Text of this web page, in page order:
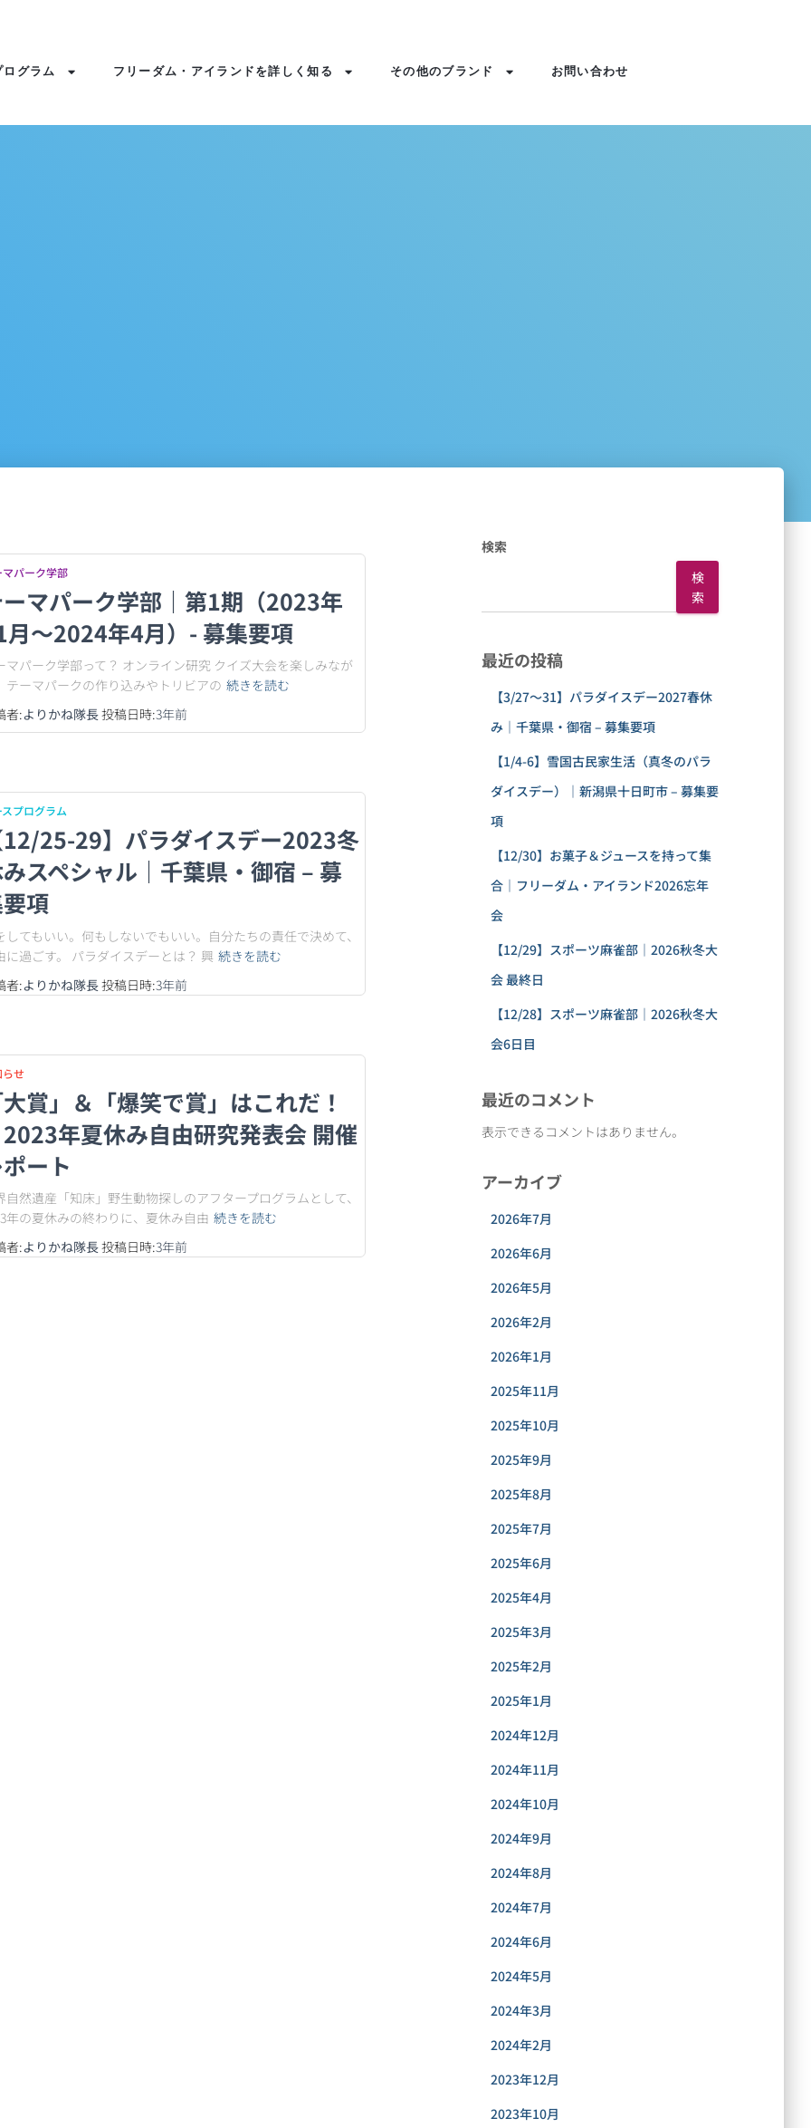
ログラム フリーダム・アイランドを詳しく知る その他のブランド お問い合わせ
マパーク学部
マパーク学部｜第1期（2023年
月〜2024年4月）- 募集要項
マパーク学部って？ オンライン研究 クイズ大会を楽しみなが
テーマパークの作り込みやトリビアの 続きを読む
者:よりかね隊長投稿日時:3年前
プログラム
25-29】パラダイスデー2023冬
スペシャル｜千葉県・御宿 – 募
項
してもいい。何もしないでもいい。自分たちの責任で決めて、
に過ごす。 パラダイスデーとは？ 興 続きを読む
者:よりかね隊長投稿日時:3年前
せ
賞」＆「爆笑で賞」はこれだ！
年夏休み自由研究発表会 開催
ート
自然遺産「知床」野生動物探しのアフタープログラムとして、
年の夏休みの終わりに、夏休み自由 続きを読む
者:よりかね隊長投稿日時:3年前
検索
検
索
最近の投稿
【3/27〜31】パラダイスデー2027春休
み｜千葉県・御宿 – 募集要項
【1/4-6】雪国古民家生活（真冬のパラ
ダイスデー）｜新潟県十日町市 – 募集要
項
【12/30】お菓子＆ジュースを持って集
合｜フリーダム・アイランド2026忘年
会
【12/29】スポーツ麻雀部｜2026秋冬大
会 最終日
【12/28】スポーツ麻雀部｜2026秋冬大
会6日目
最近のコメント
表示できるコメントはありません。
アーカイブ
2026年7月
2026年6月
2026年5月
2026年2月
2026年1月
2025年11月
2025年10月
2025年9月
2025年8月
2025年7月
2025年6月
2025年4月
2025年3月
2025年2月
2025年1月
2024年12月
2024年11月
2024年10月
2024年9月
2024年8月
2024年7月
2024年6月
2024年5月
2024年3月
2024年2月
2023年12月
2023年10月